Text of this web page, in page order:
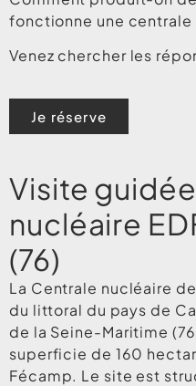
fonctionne une centrale
Venez chercher les
Je réserve
Visite
nucléaire
(76)
La Centrale nucléaire
du littoral du pays de
de la Seine-Maritime
superficie de 160
Fécamp. Le site est